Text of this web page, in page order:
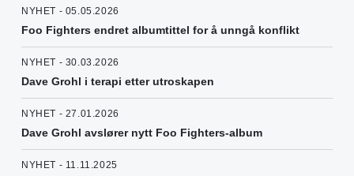
NYHET - 05.05.2026
Foo Fighters endret albumtittel for å unngå konflikt
NYHET - 30.03.2026
Dave Grohl i terapi etter utroskapen
NYHET - 27.01.2026
Dave Grohl avslører nytt Foo Fighters-album
NYHET - 11.11.2025